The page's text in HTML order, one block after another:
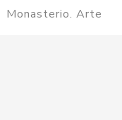
Monasterio. Arte